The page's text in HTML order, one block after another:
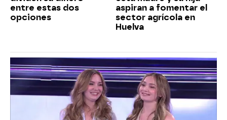
entre estas dos
opciones
aspiran a fomentar el
sector agrícola en
Huelva